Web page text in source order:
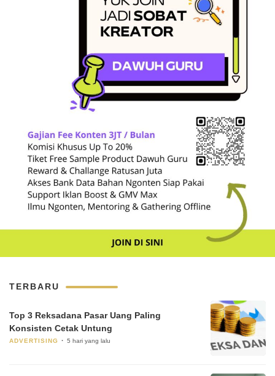
TERBARU
Top 3 Reksadana Pasar Uang Paling
Konsisten Cetak Untung
ADVERTISING 5 hari yang lalu